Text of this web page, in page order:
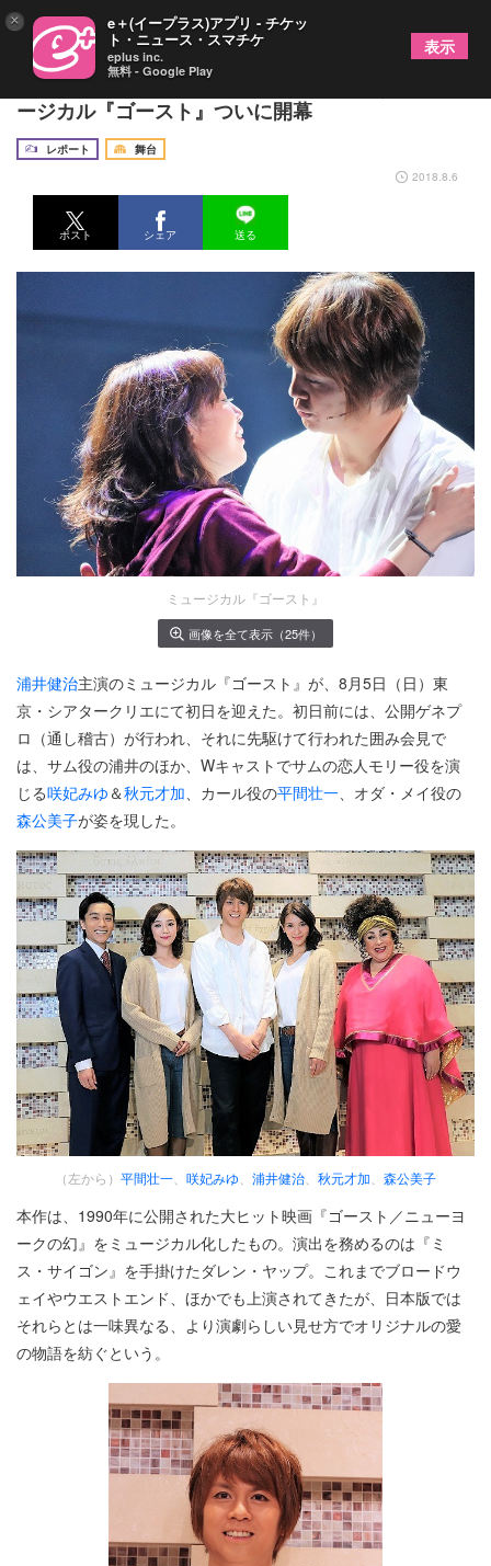
浦井健治が咲妃みゆ＆秋元才加と愛を紡ぐ！ ミュ
ージカル『ゴースト』ついに開幕
レポート
舞台
2018.8.6
ポスト シェア 送る
ミュージカル『ゴースト』
画像を全て表示（25件）
浦井健治主演のミュージカル『ゴースト』が、8月5日（日）東
京・シアタークリエにて初日を迎えた。初日前には、公開ゲネプ
ロ（通し稽古）が行われ、それに先駆けて行われた囲み会見で
は、サム役の浦井のほか、Wキャストでサムの恋人モリー役を演
じる咲妃みゆ ＆秋元才加、カール役の平間壮一、オダ・メイ役の
森公美子が姿を現した。
（左から） 平間壮一 咲妃みゆ 浦井健治 秋元才加 森公美子
本作は、1990年に公開された大ヒット映画『ゴースト／ニューヨ
ークの幻』をミュージカル化したもの。演出を務めるのは『ミ
ス・サイゴン』を手掛けたダレン・ヤップ。これまでブロードウ
ェイやウエストエンド、ほかでも上演されてきたが、日本版では
それらとは一味異なる、より演劇らしい見せ方でオリジナルの愛
の物語を紡ぐという。
× e＋(イープラス)アプリ - チケッ
ト・ニュース・スマチケ
eplus inc.
無料 - Google Play
表示